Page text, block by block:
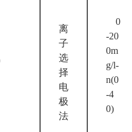
离
子
选
择
电
极
法
0
-20
0m
g/l-
n(0
-4
0)